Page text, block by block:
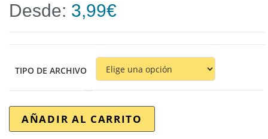
Desde: 3,99€
TIPO DE ARCHIVO
AÑADIR AL CARRITO